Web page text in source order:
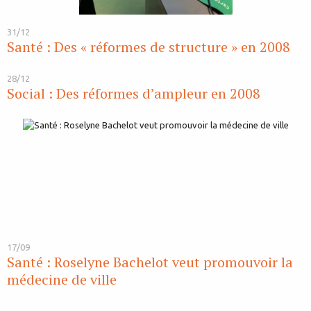
31/12
Santé : Des « réformes de structure » en 2008
28/12
Social : Des réformes d’ampleur en 2008
17/09
Santé : Roselyne Bachelot veut promouvoir la
médecine de ville